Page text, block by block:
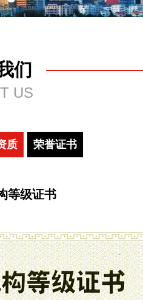
们
US
质 荣誉证书
等级证书